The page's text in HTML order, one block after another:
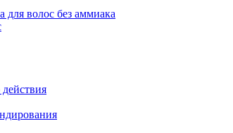
для волос без аммиака